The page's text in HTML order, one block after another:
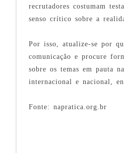
recrutadores costumam
senso crítico sobre a
Por isso, atualize-se por
comunicação e procure
sobre os temas em pauta
internacional e nacional,
Fonte: napratica.org.br